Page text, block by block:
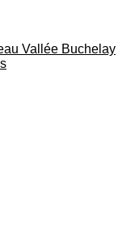
Vallée Buchelay